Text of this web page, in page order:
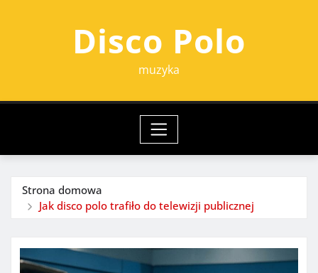
Disco Polo
muzyka
Strona domowa
Jak disco polo trafiło do telewizji publicznej